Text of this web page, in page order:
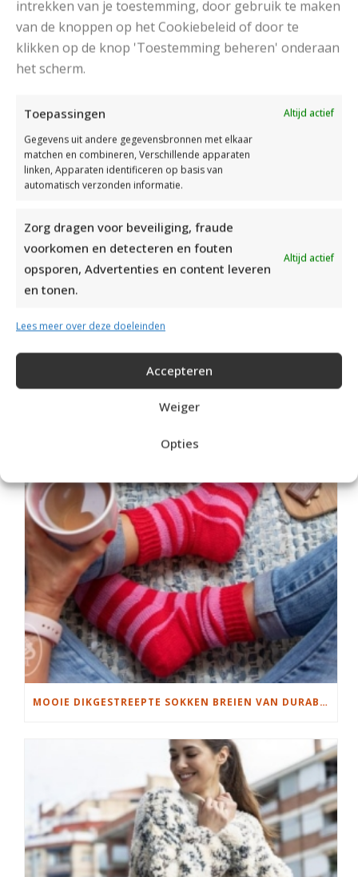
intrekken van je toestemming, door gebruik te maken
van de knoppen op het Cookiebeleid of door te
klikken op de knop 'Toestemming beheren' onderaan
het scherm.
Toepassingen
Altijd actief
Gegevens uit andere gegevensbronnen met elkaar
matchen en combineren, Verschillende apparaten
linken, Apparaten identificeren op basis van
automatisch verzonden informatie.
Zorg dragen voor beveiliging, fraude
voorkomen en detecteren en fouten
opsporen, Advertenties en content leveren
en tonen.
Altijd actief
Lees meer over deze doeleinden
Accepteren
Weiger
Opties
MOOIE RUIMVALLENDE COLTRUI BREIEN
MOOIE DIKGESTREEPTE SOKKEN BREIEN VAN DURABLE GAREN